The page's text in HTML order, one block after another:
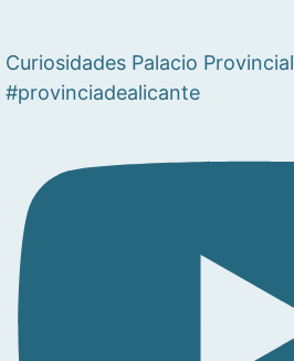
Curiosidades Palacio Provincial
#provinciadealicante